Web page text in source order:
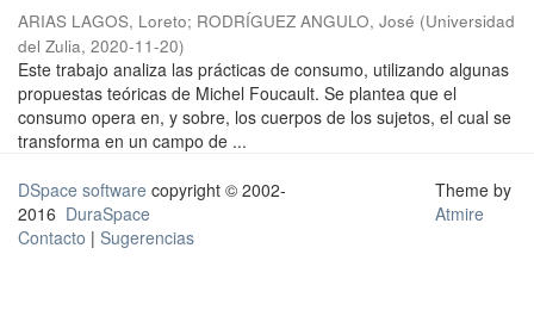
ARIAS LAGOS, Loreto; RODRÍGUEZ ANGULO, José (Universidad
del Zulia, 2020-11-20)
Este trabajo analiza las prácticas de consumo, utilizando algunas
propuestas teóricas de Michel Foucault. Se plantea que el
consumo opera en, y sobre, los cuerpos de los sujetos, el cual se
transforma en un campo de ...
DSpace software copyright © 2002-
2016 DuraSpace
Contacto | Sugerencias
Theme by
Atmire